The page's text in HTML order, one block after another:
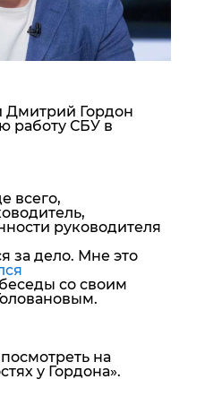
Авторское
Мнение
Дмитрий Гордон
работу СБУ в
всего,
руководителя
за дело. Мне это
со своим
на
у Гордона».